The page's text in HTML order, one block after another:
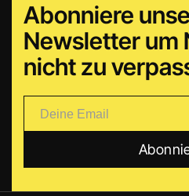
Abonniere
Newsletter um
nicht zu